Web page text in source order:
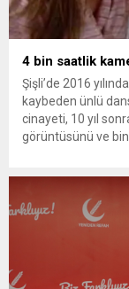
4 bin saatlik
Şişli’de 2016
kaybeden ünlü
cinayeti, 10 yıl
görüntüsünü ve